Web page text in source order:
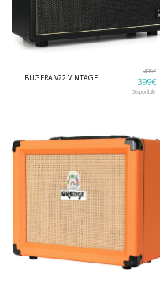
BUGERA V22 VINTAGE
439€
399€
Disponibile